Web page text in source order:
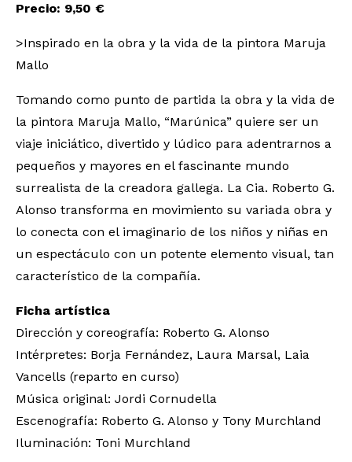
Precio: 9,50 €
>Inspirado en la obra y la vida de la pintora Maruja
Mallo
Tomando como punto de partida la obra y la vida de
la pintora Maruja Mallo, “Marúnica” quiere ser un
viaje iniciático, divertido y lúdico para adentrarnos a
pequeños y mayores en el fascinante mundo
surrealista de la creadora gallega. La Cia. Roberto G.
Alonso transforma en movimiento su variada obra y
lo conecta con el imaginario de los niños y niñas en
un espectáculo con un potente elemento visual, tan
característico de la compañía.
Ficha artística
Dirección y coreografía: Roberto G. Alonso
Intérpretes: Borja Fernández, Laura Marsal, Laia
Vancells (reparto en curso)
Música original: Jordi Cornudella
Escenografía: Roberto G. Alonso y Tony Murchland
Iluminación: Toni Murchland